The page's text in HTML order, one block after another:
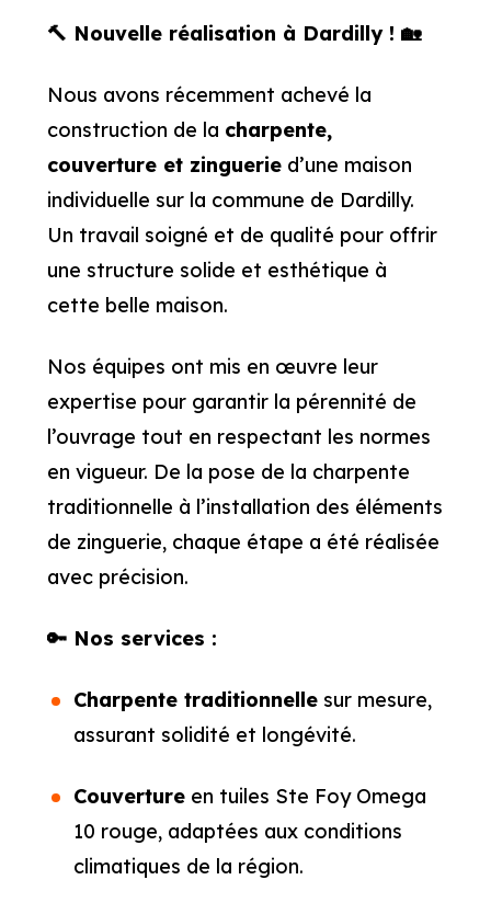
🔨 Nouvelle réalisation à Dardilly ! 🏡
Nous avons récemment achevé la
construction de la charpente,
couverture et zingueried’une maison
individuelle sur la commune de Dardilly.
Un travail soigné et de qualité pour offrir
une structure solide et esthétique à
cette belle maison.
Nos équipes ont mis en œuvre leur
expertise pour garantir la pérennité de
l’ouvrage tout en respectant les normes
en vigueur. De la pose de la charpente
traditionnelle à l’installation des éléments
de zinguerie, chaque étape a été réalisée
avec précision.
🔑 Nos services :
Charpente traditionnellesur mesure,
assurant solidité et longévité.
Couvertureen tuiles Ste Foy Omega
10 rouge, adaptées aux conditions
climatiques de la région.